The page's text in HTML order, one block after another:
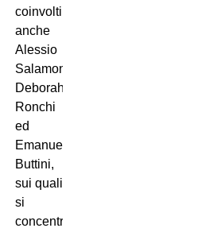
coinvolti
anche
Alessio
Salamone,
Deborah
Ronchi
ed
Emanuele
Buttini,
sui quali
si
concentrano